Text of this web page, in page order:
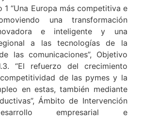
1 “Una Europa más competitiva e
una transformación
e inteligente y una
a las tecnologías de la
las comunicaciones”, Objetivo
“El refuerzo del crecimiento
de las pymes y la
en estas, también mediante
Ámbito de Intervención
empresarial e